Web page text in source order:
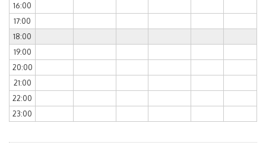
16:00
17:00
18:00
19:00
20:00
21:00
22:00
23:00